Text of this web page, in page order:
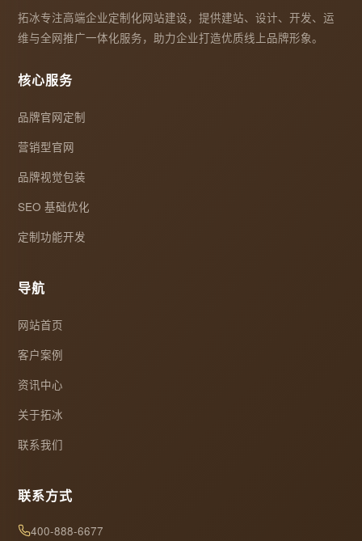
拓冰专注高端企业定制化网站建设，提供建站、设计、开发、运
维与全网推广一体化服务，助力企业打造优质线上品牌形象。
核心服务
品牌官网定制
营销型官网
品牌视觉包装
SEO 基础优化
定制功能开发
导航
网站首页
客户案例
资讯中心
关于拓冰
联系我们
联系方式
400-888-6677